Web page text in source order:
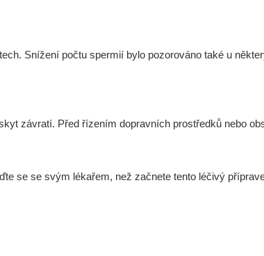
Snížení počtu spermií bylo pozorováno také u
závratí. Před řízením dopravních prostředků nebo
se se svým lékařem, než začnete tento léčivý